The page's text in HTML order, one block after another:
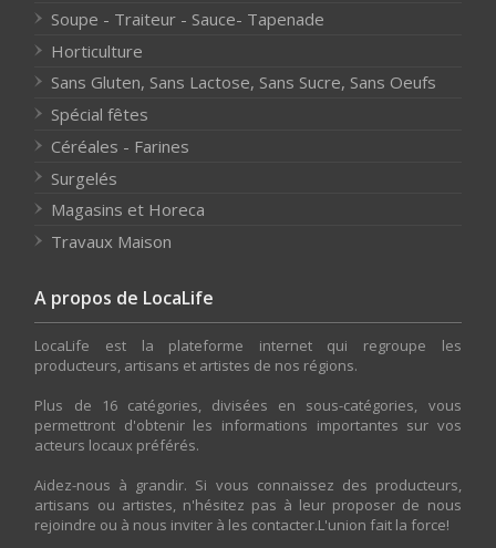
Soupe - Traiteur - Sauce- Tapenade
Horticulture
Sans Gluten, Sans Lactose, Sans Sucre, Sans Oeufs
Spécial fêtes
Céréales - Farines
Surgelés
Magasins et Horeca
Travaux Maison
A propos de LocaLife
LocaLife est la plateforme internet qui regroupe les
producteurs, artisans et artistes de nos régions.
Plus de 16 catégories, divisées en sous-catégories, vous
permettront d'obtenir les informations importantes sur vos
acteurs locaux préférés.
Aidez-nous à grandir. Si vous connaissez des producteurs,
artisans ou artistes, n'hésitez pas à leur proposer de nous
rejoindre ou à nous inviter à les contacter.L'union fait la force!